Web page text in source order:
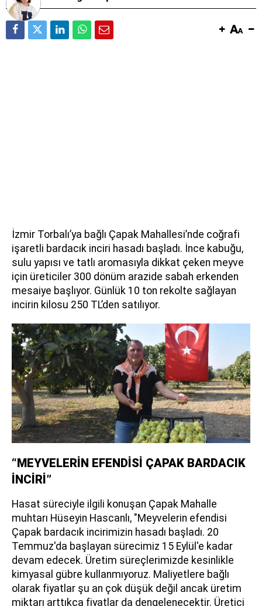
İzmir Torbalı’ya bağlı Çapak Mahallesi’nde coğrafi
işaretli bardacık inciri hasadı başladı. İnce kabuğu,
sulu yapısı ve tatlı aromasıyla dikkat çeken meyve
için üreticiler 300 dönüm arazide sabah erkenden
mesaiye başlıyor. Günlük 10 ton rekolte sağlayan
incirin kilosu 250 TL’den satılıyor.
“MEYVELERİN EFENDİSİ ÇAPAK BARDACIK
İNCİRİ”
Hasat süreciyle ilgili konuşan Çapak Mahalle
muhtarı Hüseyin Hascanlı, "Meyvelerin efendisi
Çapak bardacık incirimizin hasadı başladı. 20
Temmuz'da başlayan sürecimiz 15 Eylül'e kadar
devam edecek. Üretim süreçlerimizde kesinlikle
kimyasal gübre kullanmıyoruz. Maliyetlere bağlı
olarak fiyatlar şu an çok düşük değil ancak üretim
miktarı arttıkça fiyatlar da dengelenecektir. Üretici